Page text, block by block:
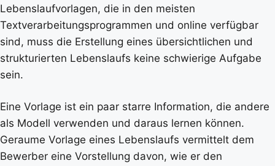
Lebenslaufvorlagen, die in den meisten
Textverarbeitungsprogrammen und online verfügbar
sind, muss die Erstellung eines übersichtlichen und
strukturierten Lebenslaufs keine schwierige Aufgabe
sein.
Eine Vorlage ist ein paar starre Information, die andere
als Modell verwenden und daraus lernen können.
Geraume Vorlage eines Lebenslaufs vermittelt dem
Bewerber eine Vorstellung davon, wie er den